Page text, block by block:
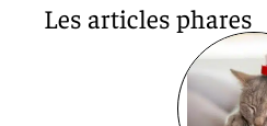
Les articles phares